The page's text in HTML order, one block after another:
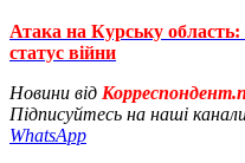
Атака на Курську
статус війни
Новини від
Підписуйтесь на наші
WhatsApp